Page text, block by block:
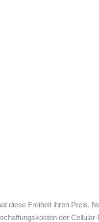
diese Freiheit ihren Preis.
der